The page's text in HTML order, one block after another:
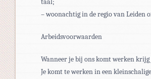
– woonachtig in de regio van Leiden
Arbeidsvoorwaarden
Wanneer je bij ons komt werken
Je komt te werken in een